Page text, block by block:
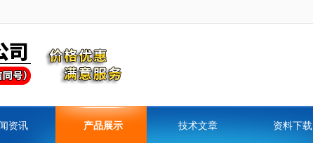
资讯 产品展示 技术文章 资料下载